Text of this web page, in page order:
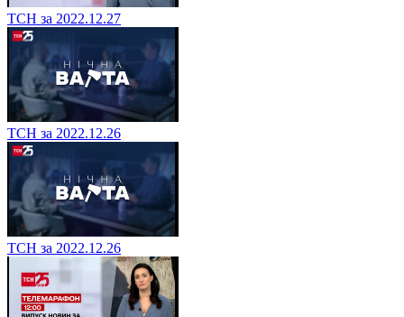
ТСН за 2022.12.27
ТСН за 2022.12.26
ТСН за 2022.12.26